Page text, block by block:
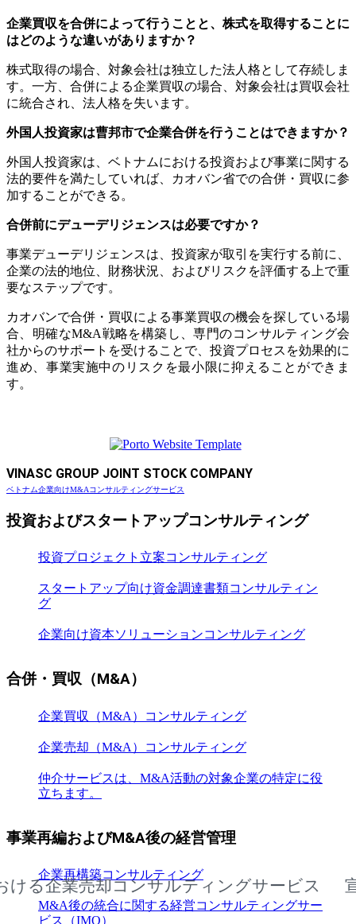
企業買収を合併によって行うことと、株式を取得することに
はどのような違いがありますか？
株式取得の場合、対象会社は独立した法人格として存続しま
す。一方、合併による企業買収の場合、対象会社は買収会社
に統合され、法人格を失います。
外国人投資家は曹邦市で企業合併を行うことはできますか？
外国人投資家は、ベトナムにおける投資および事業に関する
法的要件を満たしていれば、カオバン省での合併・買収に参
加することができる。
合併前にデューデリジェンスは必要ですか？
事業デューデリジェンスは、投資家が取引を実行する前に、
企業の法的地位、財務状況、およびリスクを評価する上で重
要なステップです。
カオバンで合併・買収による事業買収の機会を探している場
合、明確なM&A戦略を構築し、専門のコンサルティング会
社からのサポートを受けることで、投資プロセスを効果的に
進め、事業実施中のリスクを最小限に抑えることができま
す。
VINASC GROUP JOINT STOCK COMPANY
ベトナム企業向けM&Aコンサルティングサービス
投資およびスタートアップコンサルティング
投資プロジェクト立案コンサルティング
スタートアップ向け資金調達書類コンサルティン
グ
企業向け資本ソリューションコンサルティング
合併・買収（M&A）
企業買収（M&A）コンサルティング
企業売却（M&A）コンサルティング
仲介サービスは、M&A活動の対象企業の特定に役
立ちます。
事業再編およびM&A後の経営管理
企業再構築コンサルティング
M&A後の統合に関する経営コンサルティングサー
ビス（IMO）
業売却コンサルティングサービス 宣光